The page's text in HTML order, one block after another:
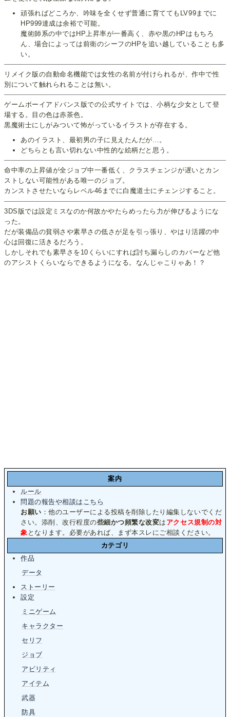
頑張ればどころか、吟味を全くせず普通に育ててもLV99までに
HP999達成は余裕で可能。
魔術師系の中ではHP上昇率が一番高く、赤や黒のHPはもちろ
ん、場合によっては前衛のシーフのHPを追い越していることも多
い。
リメイク版の自動命名機能では女性の名前が付けられるが、作中で性
別について触れられることは無い。
ゲームボーイアドバンス版での公式サイトでは、小柄な少女として登
場する。目の色は赤茶色。
黒魔術士にしがみついて怖がっているイラストが存在する。
あのイラスト、最初男の子に見えたんだが…。
どちらとも言い切れない中性的な絵柄だと思う。
命中率の上昇値が全ジョブ中一番低く、クラスチェンジが遅いとカン
ストしない可能性がある唯一のジョブ。
カンストさせたいならレベル46までに白魔道士にチェンジすること。
3DS版では設定ミスなのか何故かやたらめったら力が伸びるようにな
った。
だが装備品の貧弱さや素早さの低さが足を引っ張り、やはり活躍の中
心は回復に活きるだろう。
しかしそれでも素早さを10くらいにすれば討ち漏らしのカバーなど他
のアシストくらいならできるようになる。なんじゃこりゃあ！？
案内
ルール
問題の報告や相談はこちら
お願い ：他のユーザーによる投稿を削除したり編集しないでくだ
さい。添削、改行程度の些細かつ頻繁な改変は アクセス規制の対
象 となります。必要があれば、まず本スレにご相談ください。
カテゴリ
作品
データ
ストーリー
設定
ミニゲーム
キャラクター
セリフ
ジョブ
アビリティ
アイテム
武器
防具